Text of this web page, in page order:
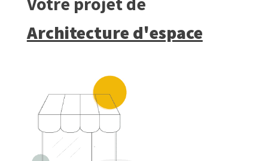
Architecture d'espace